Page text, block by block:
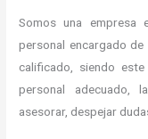
Somos una empresa
personal encargado
calificado, siendo
personal adecuado,
asesorar, despejar